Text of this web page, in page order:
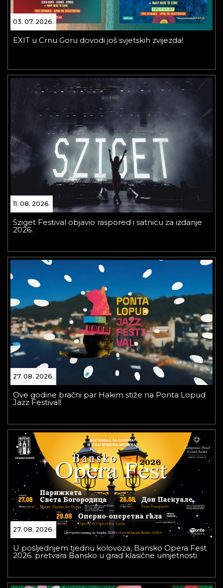
03. 07. 2026.
EXIT u Crnu Goru dovodi još svjetskih zvijezda!
11. 08. 2026.
Sziget Festival objavio raspored i satnicu za izdanje
2026.
27. 08. 2026.
Ove godine bračni par Hakim stiže na Ponta Lopud
Jazz Festival!
27. 08. 2026.
U posljednjem tjednu kolovoza, Bansko Opera Fest
2026. pretvara Bansko u grad klasične umjetnosti